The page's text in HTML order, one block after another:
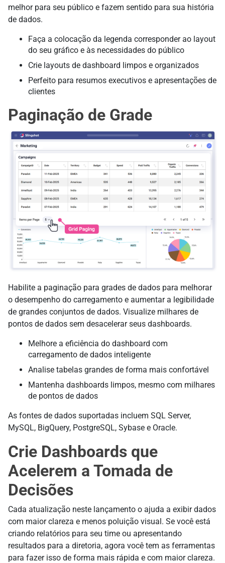
melhor para seu público e fazem sentido para sua história
de dados.
Faça a colocação da legenda corresponder ao layout
do seu gráfico e às necessidades do público
Crie layouts de dashboard limpos e organizados
Perfeito para resumos executivos e apresentações de
clientes
Paginação de Grade
Habilite a paginação para grades de dados para melhorar
o desempenho do carregamento e aumentar a legibilidade
de grandes conjuntos de dados. Visualize milhares de
pontos de dados sem desacelerar seus dashboards.
Melhore a eficiência do dashboard com
carregamento de dados inteligente
Analise tabelas grandes de forma mais confortável
Mantenha dashboards limpos, mesmo com milhares
de pontos de dados
As fontes de dados suportadas incluem SQL Server,
MySQL, BigQuery, PostgreSQL, Sybase e Oracle.
Crie Dashboards que
Acelerem a Tomada de
Decisões
Cada atualização neste lançamento o ajuda a exibir dados
com maior clareza e menos poluição visual. Se você está
criando relatórios para seu time ou apresentando
resultados para a diretoria, agora você tem as ferramentas
para fazer isso de forma mais rápida e com maior clareza.